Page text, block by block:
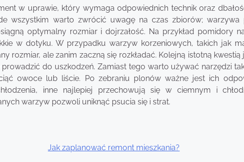
w uprawie, który wymaga odpowiednich technik oraz
wszystkim warto zwrócić uwagę na czas zbiorów;
optymalny rozmiar i dojrzałość. Na przykład pomidory
w dotyku. W przypadku warzyw korzeniowych, takich jak
rozmiar, ale zanim zaczną się rozkładać. Kolejną istotną
do uszkodzeń. Zamiast tego warto używać narzędzi
owoce lub liście. Po zebraniu plonów ważne jest ich
inne najlepiej przechowują się w ciemnym i
warzyw pozwoli uniknąć psucia się i strat.
Jak zaplanować remont mieszkania?